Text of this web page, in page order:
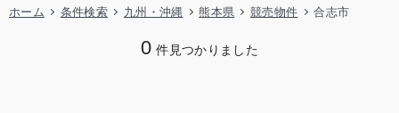
ホーム 条件検索 九州・沖縄 熊本県 競売物件 合志市
0 件見つかりました